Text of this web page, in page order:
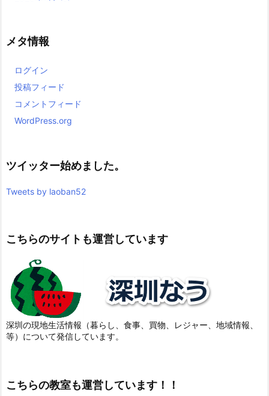
メタ情報
ログイン
投稿フィード
コメントフィード
WordPress.org
ツイッター始めました。
Tweets by laoban52
こちらのサイトも運営しています
深圳の現地生活情報（暮らし、食事、買物、レジャー、地域情報、
等）について発信しています。
こちらの教室も運営しています！！